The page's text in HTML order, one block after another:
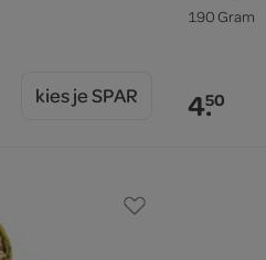
kies je SPAR
190 Gram
4.50